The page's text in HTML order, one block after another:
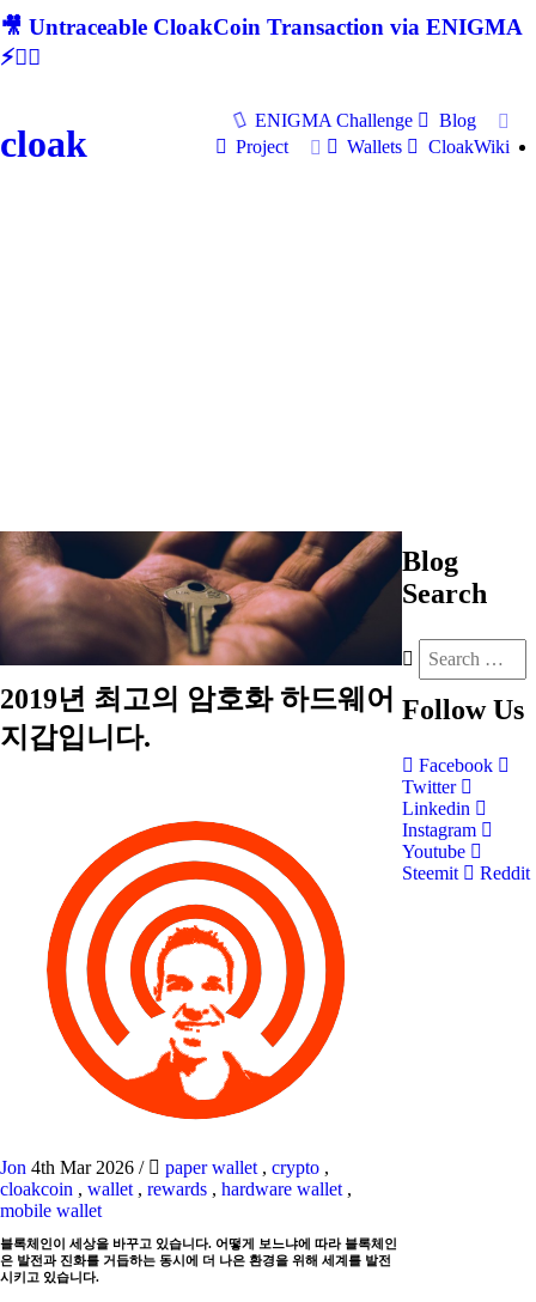
🎥 Untraceable CloakCoin Transaction via ENIGMA
⚡🕵‍♂
cloak
ENIGMA Challenge
Blog
Project
Wallets CloakWiki
2019년 최고의 암호화 하드웨어
지갑입니다.
Jon 4th Mar 2026 / paper wallet , crypto ,
cloakcoin , wallet , rewards , hardware wallet ,
mobile wallet
블록체인이 세상을 바꾸고 있습니다. 어떻게 보느냐에 따라 블록체인
은 발전과 진화를 거듭하는 동시에 더 나은 환경을 위해 세계를 발전
시키고 있습니다.
Blog
Search
Follow Us
Facebook
Twitter
Linkedin
Instagram
Youtube
Steemit
Reddit